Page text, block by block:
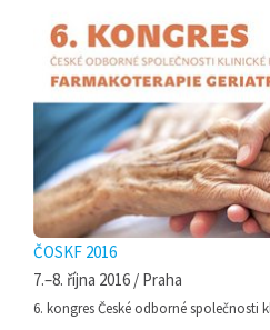
ČOSKF 2016
7.–8. října 2016 / Praha
6. kongres České odborné společnosti